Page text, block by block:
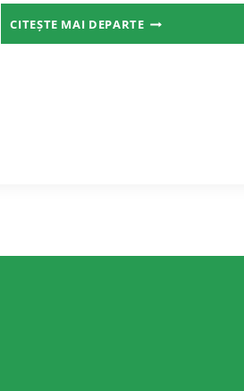
CITEȘTE MAI DEPARTEANTICORPI